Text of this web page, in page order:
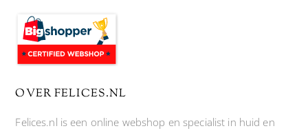
OVER FELICES.NL
Felices.nl is een online webshop en specialist in huid en